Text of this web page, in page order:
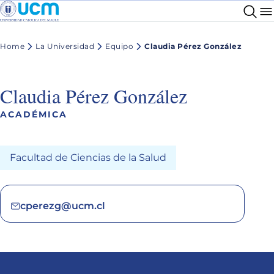
Home La Universidad Equipo Claudia Pérez González
Claudia Pérez González
ACADÉMICA
Facultad de Ciencias de la Salud
cperezg@ucm.cl